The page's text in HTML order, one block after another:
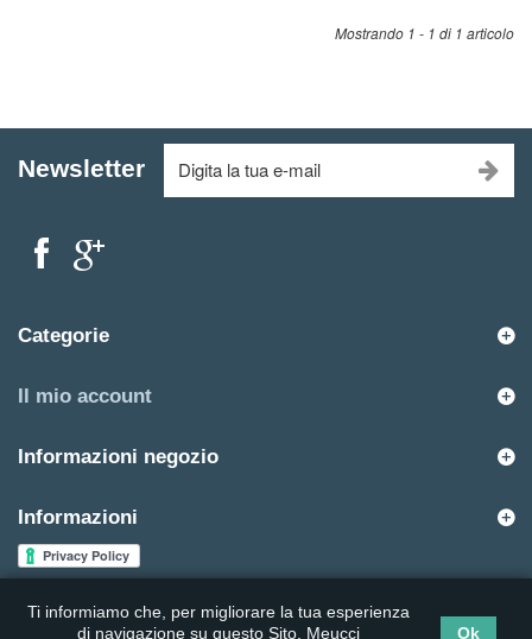
Mostrando 1 - 1 di 1 articolo
Newsletter
Categorie
Il mio account
Informazioni negozio
Informazioni
Ti informiamo che, per migliorare la tua esperienza
di navigazione su questo Sito, Meucci
Ok